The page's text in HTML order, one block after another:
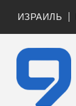
ИЗРАИЛЬ